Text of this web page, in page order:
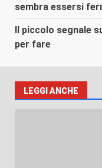
sembra essersi
Il piccolo segnale
per fare
LEGGI ANCHE